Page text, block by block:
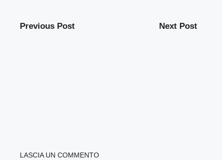
Previous Post Next Post
LASCIA UN COMMENTO